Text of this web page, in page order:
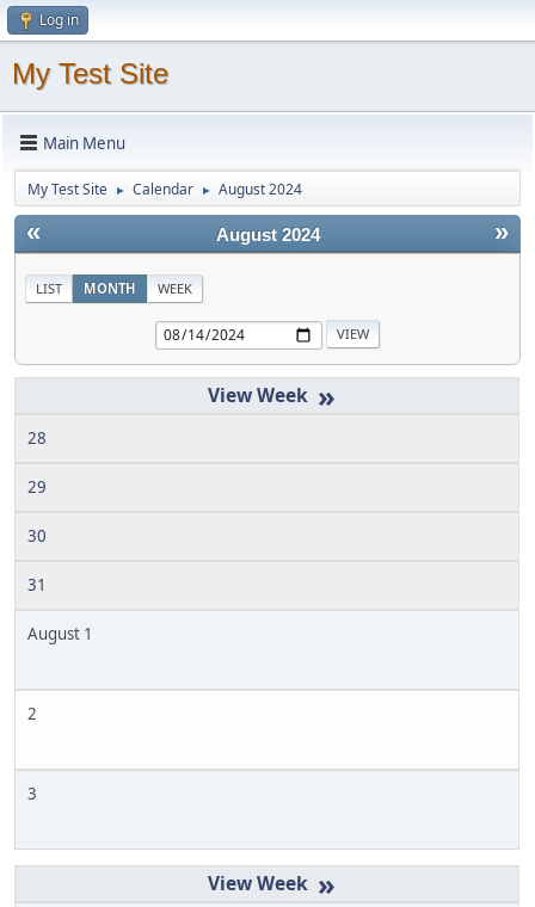
Log in
My Test Site
Main Menu
My Test Site ► Calendar ► August 2024
« »
August 2024
LIST MONTH WEEK
»
28
29
30
31
August 1
2
3
»